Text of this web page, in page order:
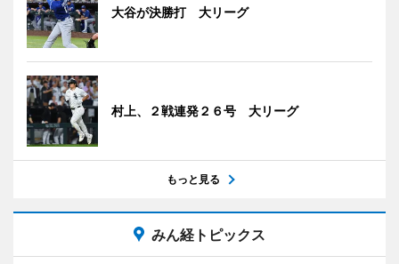
大谷が決勝打 大リーグ
村上、２戦連発２６号 大リーグ
もっと見る
みん経トピックス